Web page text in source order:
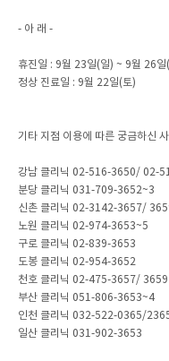
- 아 래 -
휴진일 : 9월 23일(일) ~ 9월 26일
정상 진료일 : 9월 22일(토)
기타 지점 이용에 따른 궁금하신
강남 클리닉 02-516-3650/ 02-
분당 클리닉 031-709-3652~3
신촌 클리닉 02-3142-3657/
노원 클리닉 02-974-3653~5
구로 클리닉 02-839-3653
도봉 클리닉 02-954-3652
천호 클리닉 02-475-3657/ 3659
부산 클리닉 051-806-3653~4
인천 클리닉 032-522-0365/
일산 클리닉 031-902-3653